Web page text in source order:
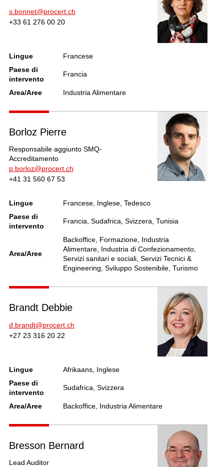
s.bonnet@procert.ch
+33 61 276 00 20
Lingue
Francese
Paese di
intervento
Francia
Area/Aree Industria Alimentare
Borloz Pierre
Responsabile aggiunto SMQ-
Accreditamento
p.borloz@procert.ch
+41 31 560 67 53
Lingue
Francese, Inglese, Tedesco
Paese di
intervento
Francia, Sudafrica, Svizzera, Tunisia
Area/Aree
Backoffice, Formazione, Industria
Alimentare, Industria di Confezionamento,
Servizi sanitari e sociali, Servizi Tecnici &
Engineering, Sviluppo Sostenibile, Turismo
Brandt Debbie
d.brandt@procert.ch
+27 23 316 20 22
Lingue
Afrikaans, Inglese
Paese di
intervento
Sudafrica, Svizzera
Area/Aree Backoffice, Industria Alimentare
Bresson Bernard
Lead Auditor